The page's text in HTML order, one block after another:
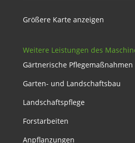
Größere Karte anzeigen
Weitere Leistungen des
Gärtnerische Pflegemaßnahmen
Garten- und Landschaftsbau
Landschaftspflege
Forstarbeiten
Anpflanzungen